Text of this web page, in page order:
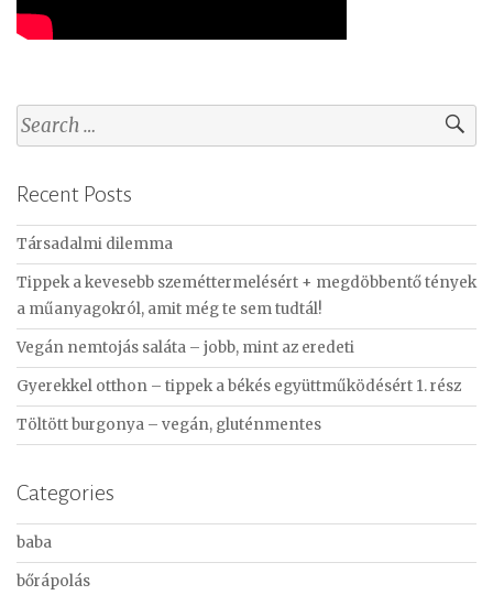
S
e
r
c
h
f
o
r
:
Recent Posts
Társadalmi dilemma
Tippek a kevesebb szeméttermelésért + megdöbbentő tények
a műanyagokról, amit még te sem tudtál!
Vegán nemtojás saláta – jobb, mint az eredeti
Gyerekkel otthon – tippek a békés együttműködésért 1. rész
Töltött burgonya – vegán, gluténmentes
Categories
baba
bőrápolás